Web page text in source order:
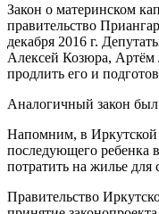
Закон о материнском
правительство
декабря 2016 г.
Алексей Козюра,
продлить его и
Аналогичный закон
Напомним, в Иркутской
последующего ребенка
потратить на жилье для
Правительство